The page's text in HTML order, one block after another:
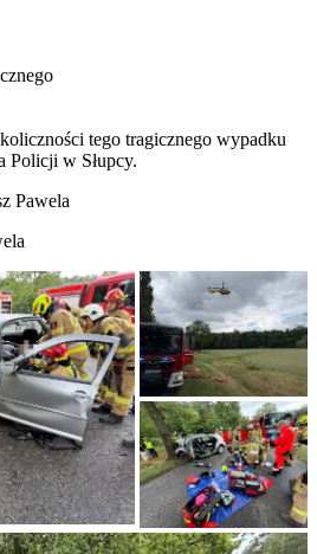
tego tragicznego wypadku
Policji w Słupcy.
Pawela